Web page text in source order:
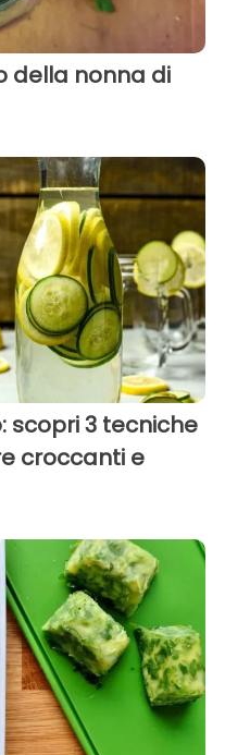
della nonna di
scopri 3 tecniche
croccanti e